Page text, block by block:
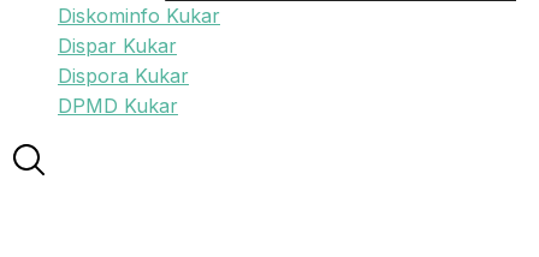
Diskominfo Kukar
Dispar Kukar
Dispora Kukar
DPMD Kukar